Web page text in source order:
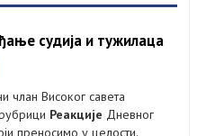
судија и тужилаца
члан Високог савета
Реакције Дневног
преносимо у целости.